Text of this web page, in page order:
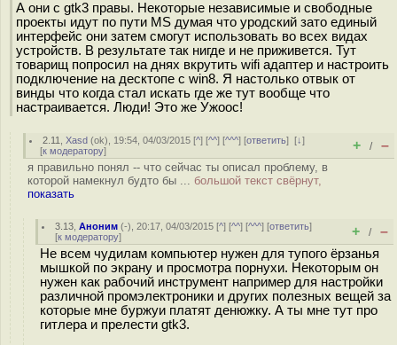
А они с gtk3 правы. Некоторые независимые и свободные
проекты идут по пути MS думая что уродский зато единый
интерфейс они затем смогут использовать во всех видах
устройств. В результате так нигде и не приживется. Тут
товарищ попросил на днях вкрутить wifi адаптер и настроить
подключение на десктопе с win8. Я настолько отвык от
винды что когда стал искать где же тут вообще что
настраивается. Люди! Это же Ужоос!
2.11 ,Xasd (ok), 19:54, 04/03/2015 [^] [^^] [^^^] [ответить][↓]
[к модератору] + / –
я правильно понял -- что сейчас ты описал проблему, в
которой намекнул будто бы ... большой текст свёрнут,
показать
3.13 ,Аноним (-), 20:17, 04/03/2015 [^] [^^] [^^^] [ответить]
[к модератору] + / –
Не всем чудилам компьютер нужен для тупого ёрзанья
мышкой по экрану и просмотра порнухи. Некоторым он
нужен как рабочий инструмент например для настройки
различной промэлектроники и других полезных вещей за
которые мне буржуи платят денюжку. А ты мне тут про
гитлера и прелести gtk3.